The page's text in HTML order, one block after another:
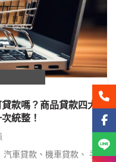
款嗎？商品貸款四大
統整！
汽車貸款、機車貸款、 手
聯絡
Line